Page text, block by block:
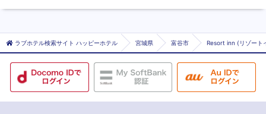
ラブホテル検索サイト ハッピーホテル 宮城県 富谷市 Resort inn (リゾート